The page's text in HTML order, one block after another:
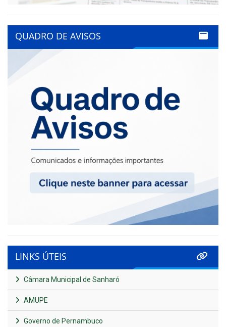
QUADRO DE AVISOS
LINKS ÚTEIS
Câmara Municipal de Sanharó
AMUPE
Governo de Pernambuco